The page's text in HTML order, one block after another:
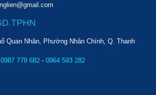
Quan Nhân, Phường Nhân Chính, Q. Thanh
0987 779 682 - 0964 593 282